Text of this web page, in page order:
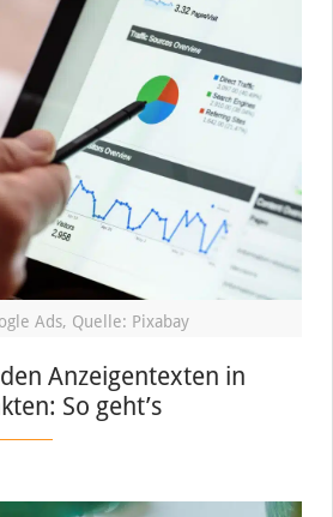
Ads, Quelle: Pixabay
Anzeigentexten in
So geht’s